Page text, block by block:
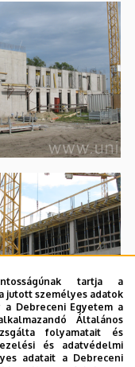
tartja a
jutott személyes adatok
Debreceni Egyetem a
Általános
folyamatait és
és adatvédelmi
adatait a Debreceni